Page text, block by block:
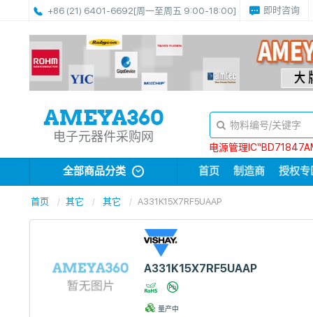
+86 (21) 6401-6692[周一至周五 9:00-18:00] 即时咨询
电子元器件采购网
电源管理
全部商品分类 首页 制造商 授权专
首页 其它 其它 A331K15X7RF5UAAP
A331K15X7RF5UAAP
量产中